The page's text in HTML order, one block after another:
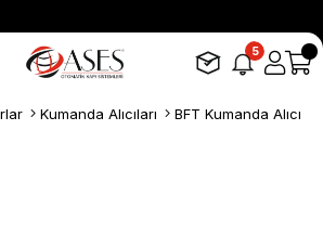
5
Kumanda Alıcıları BFT Kumanda Alıcıları